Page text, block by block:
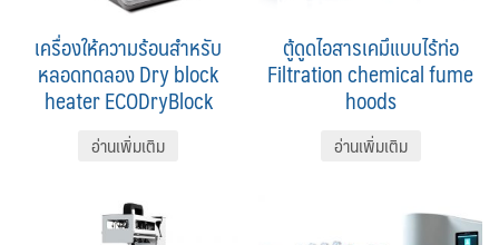
เครื่องให้ความร้อนสำหรับ
หลอดทดลอง Dry block
heater ECODryBlock
อ่านเพิ่มเติม
ตู้ดูดไอสารเคมึแบบไร้ท่อ
Filtration chemical fume
hoods
อ่านเพิ่มเติม